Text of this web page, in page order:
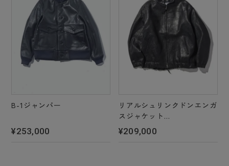
B-1ジャンパー
¥253,000
リアルシュリンクドンエンガ
スジャケット
＊2 color's
¥209,000